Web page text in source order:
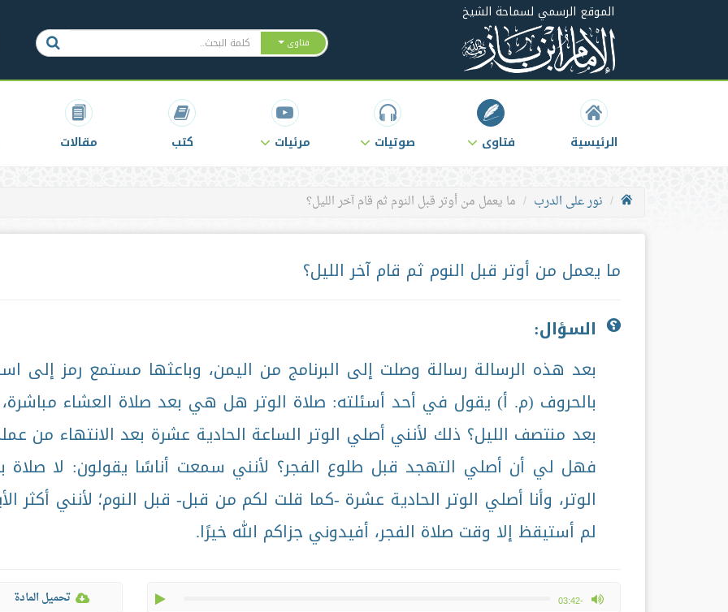
الموقع الرسمي لسماحة الشيخ
فتاوى
الرئيسية فتاوى صوتيات مرئيات كتب مقالات
نور على الدرب ما يعمل من أوتر قبل النوم ثم قام آخر الليل؟
ما يعمل من أوتر قبل النوم ثم قام آخر الليل؟
السؤال:
بعد هذه الرسالة رسالة وصلت إلى البرنامج من اليمن، وباعثها مستمع رمز إلى
بالحروف (م. أ) يقول في أحد أسئلته: صلاة الوتر هل هي بعد صلاة العشاء
بعد منتصف الليل؟ ذلك لأنني أصلي الوتر الساعة الحادية عشرة بعد الانتهاء من
فهل لي أن أصلي التهجد قبل طلوع الفجر؟ لأنني سمعت أناسًا يقولون: لا صلاة
الوتر، وأنا أصلي الوتر الحادية عشرة -كما قلت لكم من قبل- قبل النوم؛ لأنني أكثر
لم أستيقظ إلا وقت صلاة الفجر، أفيدوني جزاكم الله خيرًا.
-03:42
max volume تحميل المادة